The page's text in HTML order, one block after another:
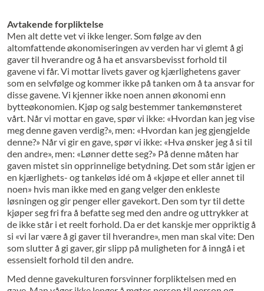
Avtakende forpliktelse
Men alt dette vet vi ikke lenger. Som følge av den
altomfattende økonomiseringen av verden har vi glemt å gi
gaver til hverandre og å ha et ansvarsbevisst forhold til
gavene vi får. Vi mottar livets gaver og kjærlighetens gaver
som en selvfølge og kommer ikke på tanken om å ta ansvar for
disse gavene. Vi kjenner ikke noen annen økonomi enn
bytteøkonomien. Kjøp og salg bestemmer tankemønsteret
vårt. Når vi mottar en gave, spør vi ikke: «Hvordan kan jeg vise
meg denne gaven verdig?», men: «Hvordan kan jeg gjengjelde
denne?» Når vi gir en gave, spør vi ikke: «Hva ønsker jeg å si til
den andre», men: «Lønner dette seg?» På denne måten har
gaven mistet sin opprinnelige betydning. Det som står igjen er
en kjærlighets- og tankeløs idé om å «kjøpe et eller annet til
noen» hvis man ikke med en gang velger den enkleste
løsningen og gir penger eller gavekort. Den som tyr til dette
kjøper seg fri fra å befatte seg med den andre og uttrykker at
de ikke står i et reelt forhold. Da er det kanskje mer oppriktig å
si «vi lar være å gi gaver til hverandre», men man skal vite: Den
som slutter å gi gaver, gir slipp på muligheten for å inngå i et
essensielt forhold til den andre.
Med denne gavekulturen forsvinner forpliktelsen med en